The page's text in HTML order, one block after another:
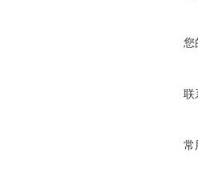
您
联
常